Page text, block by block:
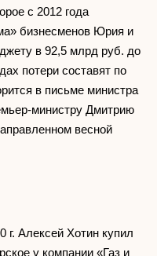
с 2012 года
бизнесменов Юрия и
в 92,5 млрд руб. до
потери составят по
в письме министра
министру Дмитрию
весной
г. Алексей Хотин купил
у компании «Газ и